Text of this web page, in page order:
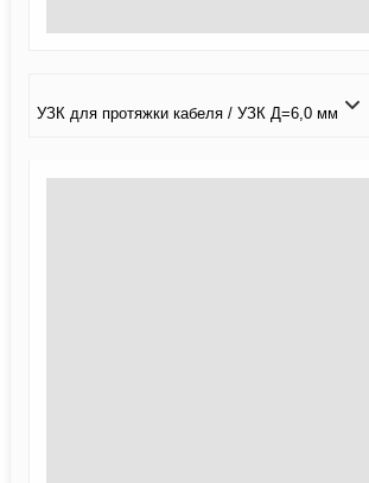
УЗК для протяжки кабеля / УЗК Д=6,0 мм